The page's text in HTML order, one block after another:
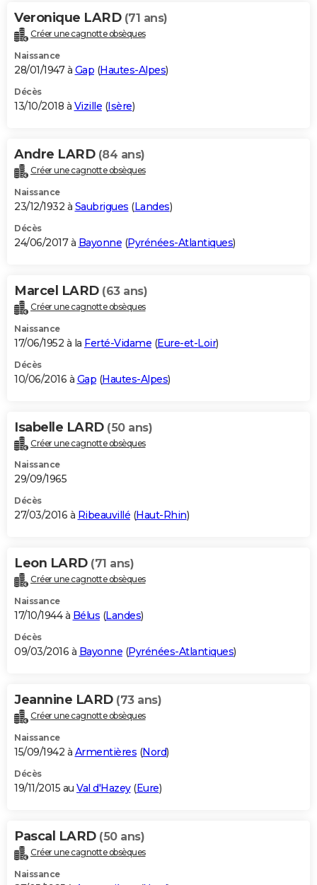
Veronique LARD (71 ans)
Créer une cagnotte obsèques
Naissance
28/01/1947 à Gap (Hautes-Alpes)
Décès
13/10/2018 à Vizille (Isère)
Andre LARD (84 ans)
Créer une cagnotte obsèques
Naissance
23/12/1932 à Saubrigues (Landes)
Décès
24/06/2017 à Bayonne (Pyrénées-Atlantiques)
Marcel LARD (63 ans)
Créer une cagnotte obsèques
Naissance
17/06/1952 à la Ferté-Vidame (Eure-et-Loir)
Décès
10/06/2016 à Gap (Hautes-Alpes)
Isabelle LARD (50 ans)
Créer une cagnotte obsèques
Naissance
29/09/1965
Décès
27/03/2016 à Ribeauvillé (Haut-Rhin)
Leon LARD (71 ans)
Créer une cagnotte obsèques
Naissance
17/10/1944 à Bélus (Landes)
Décès
09/03/2016 à Bayonne (Pyrénées-Atlantiques)
Jeannine LARD (73 ans)
Créer une cagnotte obsèques
Naissance
15/09/1942 à Armentières (Nord)
Décès
19/11/2015 au Val d'Hazey(Eure)
Pascal LARD (50 ans)
Créer une cagnotte obsèques
Naissance